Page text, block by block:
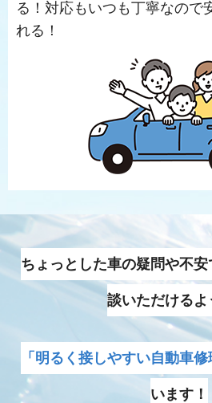
る！対応もいつも丁寧なので
れる！
ちょっとした車の疑問や不
談いただけるよ
「明るく接しやすい自動車修
います！